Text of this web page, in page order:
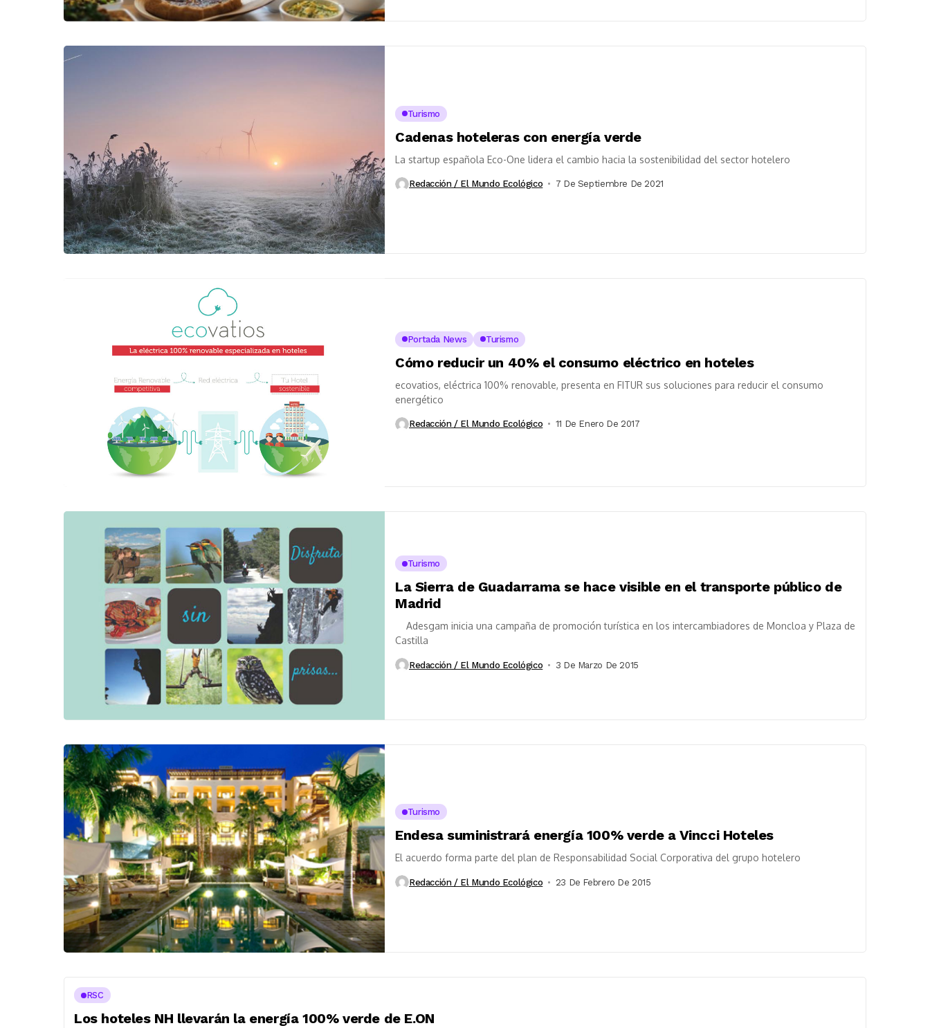
Turismo
Cadenas hoteleras con energía verde
La startup española Eco-One lidera el cambio hacia la sostenibilidad del sector hotelero
Redacción / El Mundo Ecológico 7 De Septiembre De 2021
Portada News Turismo
Cómo reducir un 40% el consumo eléctrico en hoteles
ecovatios, eléctrica 100% renovable, presenta en FITUR sus soluciones para reducir el consumo
energético
Redacción / El Mundo Ecológico 11 De Enero De 2017
Turismo
La Sierra de Guadarrama se hace visible en el transporte público de
Madrid
Adesgam inicia una campaña de promoción turística en los intercambiadores de Moncloa y Plaza de
Castilla
Redacción / El Mundo Ecológico 3 De Marzo De 2015
Turismo
Endesa suministrará energía 100% verde a Vincci Hoteles
El acuerdo forma parte del plan de Responsabilidad Social Corporativa del grupo hotelero
Redacción / El Mundo Ecológico 23 De Febrero De 2015
RSC
Los hoteles NH llevarán la energía 100% verde de E.ON